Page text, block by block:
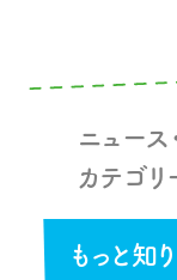
ニュース
カテゴリ
もっと知